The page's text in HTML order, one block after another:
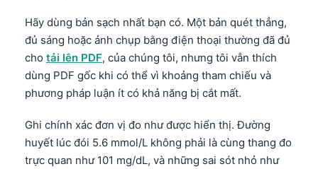
Hãy dùng bản sạch nhất bạn có. Một bản quét thẳng,
đủ sáng hoặc ảnh chụp bằng điện thoại thường đã đủ
cho tải lên PDF, của chúng tôi, nhưng tôi vẫn thích
dùng PDF gốc khi có thể vì khoảng tham chiếu và
phương pháp luận ít có khả năng bị cắt mất.
Ghi chính xác đơn vị đo như được hiển thị. Đường
huyết lúc đói 5.6 mmol/L không phải là cùng thang đo
trực quan như 101 mg/dL, và những sai sót nhỏ như